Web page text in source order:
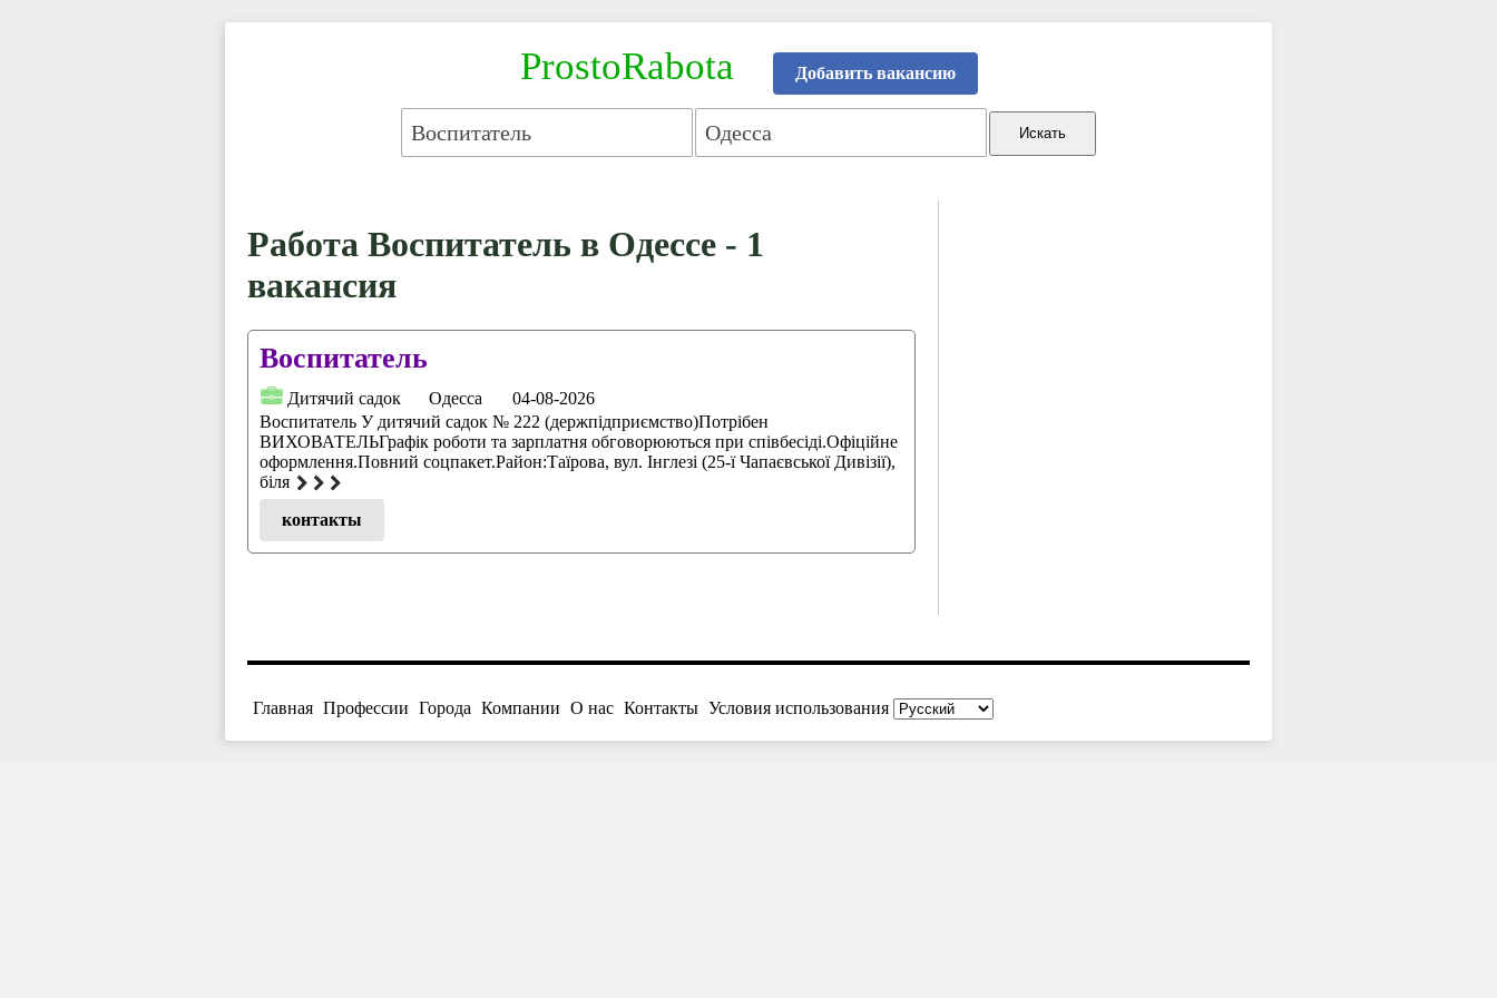
ProstoRabota Добавить вакансию
Работа Воспитатель в Одессе - 1
вакансия
Воспитатель
Дитячий садок Одесса
04-08-2026
Воспитатель У дитячий садок № 222 (держпідприємство)Потрібен
ВИХОВАТЕЛЬГрафік роботи та зарплатня обговорюються при співбесіді.Офіційне
оформлення.Повний соцпакет.Район:Таїрова, вул. Інглезі (25-ї Чапаєвської Дивізії),
біля
контакты
Главная Профессии Города Компании О нас Контакты Условия использования